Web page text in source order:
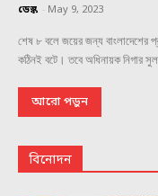
ডেস্ক - May 9, 2023
শেষ ৮ বলে জয়ের জন্য বাংলাদেশের
কঠিনই বটে। তবে অধিনায়ক নিগার
আরো পড়ুন
বিনোদন